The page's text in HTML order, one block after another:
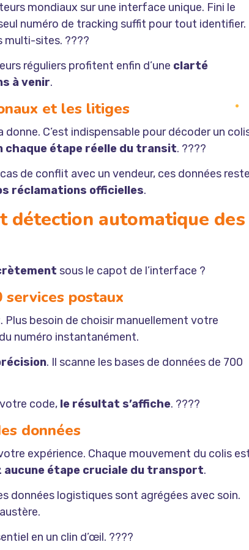
mondiaux sur une interface unique. Fini le
numéro de tracking suffit pour tout identifier.
multi-sites. ????
réguliers profitent enfin d’une clarté
à venir.
et les litiges
C’est indispensable pour décoder un
chaque étape réelle du transit. ????
de conflit avec un vendeur, ces données
réclamations officielles.
détection automatique des
sous le capot de l’interface ?
postaux
. Plus besoin de choisir manuellement votre
numéro instantanément.
. Il scanne les bases de données de 700
code, le résultat s’affiche. ????
données
expérience. Chaque mouvement du colis
aucune étape cruciale du transport.
données logistiques sont agrégées avec soin.
en un clin d’œil. ????